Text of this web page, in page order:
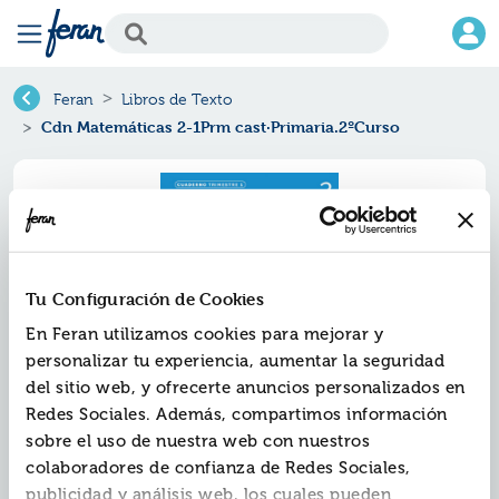
Tu Configuración de Cookies
En Feran utilizamos cookies para mejorar y
personalizar tu experiencia, aumentar la seguridad
del sitio web, y ofrecerte anuncios personalizados en
Redes Sociales. Además, compartimos información
sobre el uso de nuestra web con nuestros
colaboradores de confianza de Redes Sociales,
publicidad y análisis web, los cuales pueden
Feran Libros de Texto
Cdn Matemáticas 2-1Prm cast·Primaria.2ºCurso
Cdn matemáticas 2-1prm
cast·primaria.2ºcurso